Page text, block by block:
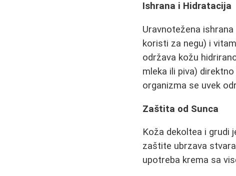
Ishrana i Hidratacija
Uravnotežena
koristi za negu) i
održava kožu
mleka ili piva)
organizma se uvek
Zaštita od Sunca
Koža dekoltea i grudi
zaštite ubrzava
upotreba krema sa